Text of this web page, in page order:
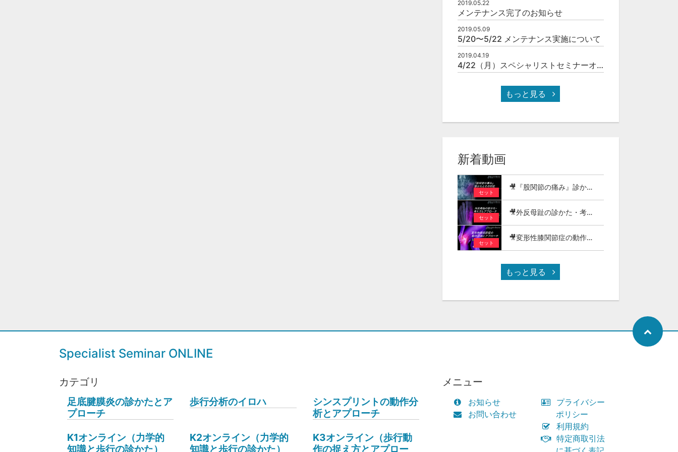
2019.05.22
メンテナンス完了のお知らせ
2019.05.09
5/20〜5/22 メンテナンス実施について
2019.04.19
4/22（月）スペシャリストセミナーオンラインOPEN！
もっと見る
新着動画
セット
🎥『股関節の痛み』診かたとその対応
セット
🎥外反母趾の診かた・考え方とアプローチ
セット
🎥変形性膝関節症の動作評価とアプローチ - 階段昇降・正座（しゃがみ動作）編 -
もっと見る
Specialist Seminar ONLINE
カテゴリ
足底腱膜炎の診かたとア
プローチ
歩行分析のイロハ
シンスプリントの動作分
析とアプローチ
K1オンライン（力学的
知識と歩行の診かた）
K2オンライン（力学的
知識と歩行の診かた）
K3オンライン（歩行動
作の捉え方とアプロー
メニュー
お知らせ
お問い合わせ
プライバシー
ポリシー
利用規約
特定商取引法